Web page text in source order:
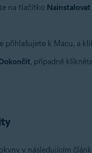
na tlačítko
přihlašujete k Macu, a
, případně
v následujícím